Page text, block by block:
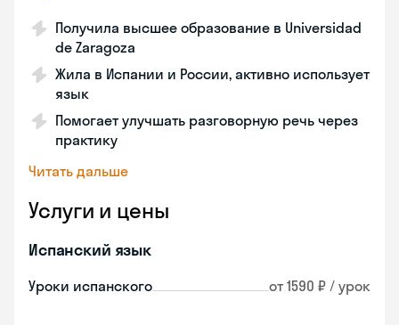
Получила высшее образование в Universidad
de Zaragoza
Жила в Испании и России, активно использует
язык
Помогает улучшать разговорную речь через
практику
Читать дальше
Услуги и цены
Испанский язык
Уроки испанского от 1590 ₽ / урок